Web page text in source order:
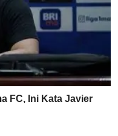
FC, Ini Kata Javier